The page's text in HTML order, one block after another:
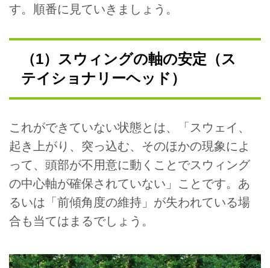
す。順番に見ていきましょう。
（1）スウィングの軸の安定（ス
テイショナリーヘッド）
これができていない状態とは、「スウェイ、
起き上がり、突っ込む、そのほかの現象によ
って、頭部が不用意に動くことでスウィング
の中心軸が確保されていない」ことです。あ
るいは「前傾角度の維持」が失われている場
合も当てはまるでしょう。